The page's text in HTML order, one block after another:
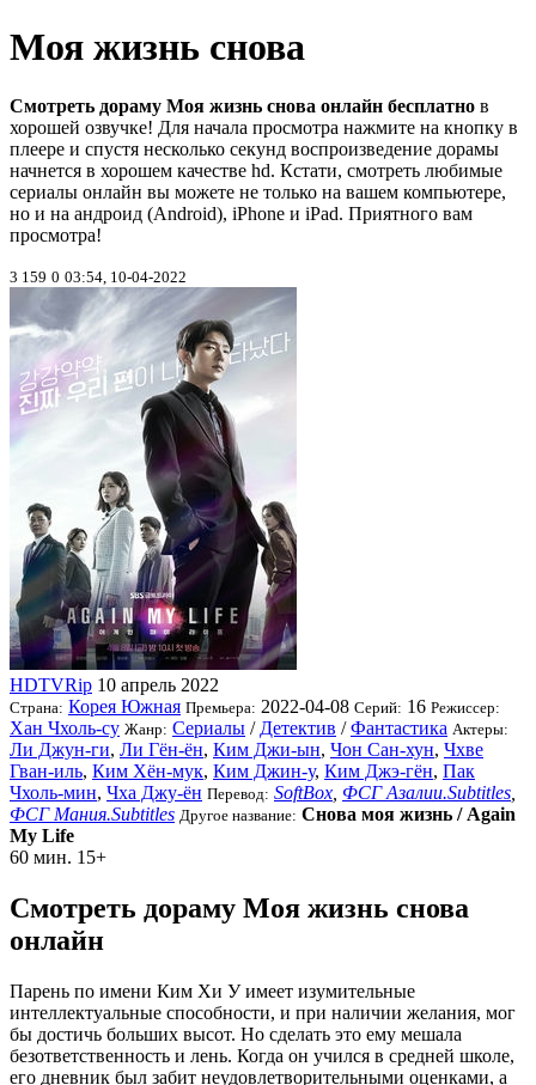
Моя жизнь снова
Смотреть дораму Моя жизнь снова онлайн бесплатно в
хорошей озвучке! Для начала просмотра нажмите на кнопку в
плеере и спустя несколько секунд воспроизведение дорамы
начнется в хорошем качестве hd. Кстати, смотреть любимые
сериалы онлайн вы можете не только на вашем компьютере,
но и на андроид (Android), iPhone и iPad. Приятного вам
просмотра!
3 159 0 03:54, 10-04-2022
HDTVRip 10 апрель 2022
Страна: Корея Южная Премьера: 2022-04-08 Серий: 16 Режиссер:
Хан Чхоль-су Жанр: Сериалы / Детектив /Фантастика Актеры:
Ли Джун-ги, Ли Гён-ён, Ким Джи-ын, Чон Сан-хун, Чхве
Гван-иль, Ким Хён-мук, Ким Джин-у, Ким Джэ-гён, Пак
Чхоль-мин, Чха Джу-ён Перевод: SoftBox ФСГ Азалии.Subtitles
ФСГ Мания.Subtitles Другое название: Снова моя жизнь / Again
My Life
60 мин. 15+
Смотреть дораму Моя жизнь снова
онлайн
Парень по имени Ким Хи У имеет изумительные
интеллектуальные способности, и при наличии желания, мог
бы достичь больших высот. Но сделать это ему мешала
безответственность и лень. Когда он учился в средней школе,
его дневник был забит неудовлетворительными оценками, а